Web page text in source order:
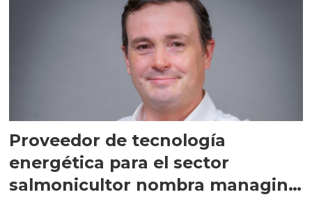
Proveedor de tecnología
energética para el sector
salmonicultor nombra managing